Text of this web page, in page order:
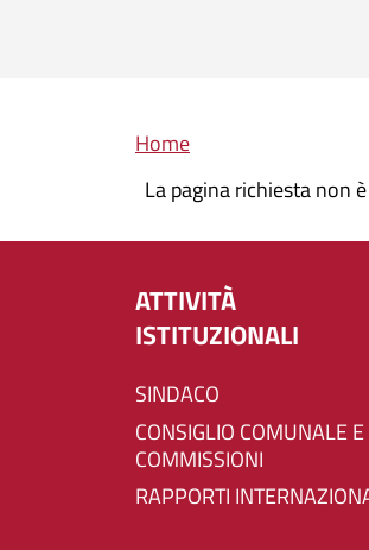
Briciole di pane
Home
La pagina richiesta non
ATTIVITÀ
ISTITUZIONALI
SINDACO
CONSIGLIO COMUNALE E
COMMISSIONI
RAPPORTI